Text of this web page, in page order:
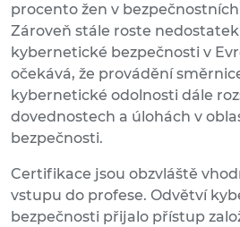
procento žen v bezpečnostních
Zároveň stále roste
kybernetické bezpečnosti v
očekává, že provádění
kybernetické odolnosti dále
dovednostech a úlohách v
bezpečnosti.
Certifikace jsou obzvláště
vstupu do profese. Odvětví
bezpečnosti přijalo přístup